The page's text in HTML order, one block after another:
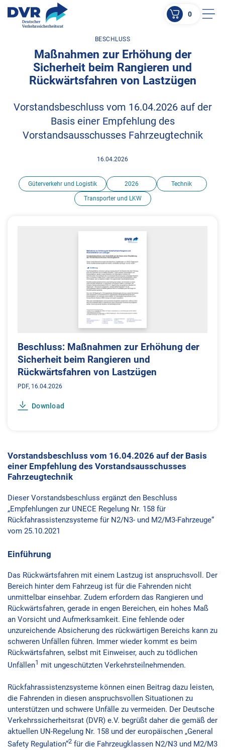
ZUM HAUPTINHALT SPRINGEN
ZUR SUCHE SPRINGEN
0
BESCHLUSS
Maßnahmen zur Erhöhung der
Sicherheit beim Rangieren und
Rückwärtsfahren von Lastzügen
Vorstandsbeschluss vom 16.04.2026 auf der
Basis einer Empfehlung des
Vorstandsausschusses Fahrzeugtechnik
16.04.2026
Güterverkehr und Logistik 2026 Technik
Transporter und LKW
Beschluss: Maßnahmen zur Erhöhung der
Sicherheit beim Rangieren und
Rückwärtsfahren von Lastzügen
PDF 16.04.2026
Download
Vorstandsbeschluss vom 16.04.2026 auf der Basis
einer Empfehlung des Vorstandsausschusses
Fahrzeugtechnik
Dieser Vorstandsbeschluss ergänzt den Beschluss
„Empfehlungen zur UNECE Regelung Nr. 158 für
Rückfahrassistenzsysteme für N2/N3- und M2/M3-Fahrzeuge“
vom 25.10.2021
Einführung
Das Rückwärtsfahren mit einem Lastzug ist anspruchsvoll. Der
Bereich hinter dem Fahrzeug ist für die Fahrenden nicht
unmittelbar einsehbar. Zudem erfordern das Rangieren und
Rückwärtsfahren, gerade in engen Bereichen, ein hohes Maß
an Vorsicht und Aufmerksamkeit. Eine fehlende oder
unzureichende Absicherung des rückwärtigen Bereichs kann zu
schweren Unfällen führen. Immer wieder kommt es beim
Rückwärtsfahren, selbst mit Einweiser, auch zu tödlichen
Unfällen1 mit ungeschützten Verkehrsteilnehmenden.
Rückfahrassistenzsysteme können einen Beitrag dazu leisten,
die Fahrenden in diesen anspruchsvollen Situationen zu
unterstützen und schwere Unfälle zu vermeiden. Der Deutsche
Verkehrssicherheitsrat (DVR) e.V. begrüßt daher die gemäß der
aktuellen UN-Regelung Nr. 158 und der europäischen „General
Safety Regulation“2 für die Fahrzeugklassen N2/N3 und M2/M3